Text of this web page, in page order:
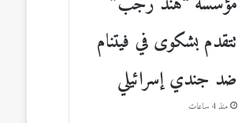
تتقدم بشكوى في فيتنام
ضد جندي إسرائيلي
منذ 4 ساعات